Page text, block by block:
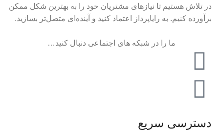
در تلاش هستیم تا نیازهای مشتریان خود را به بهترین شکل ممکن
برآورده کنیم. به رایاپرداز اعتماد کنید و آینده‌ای متصل‌تر بسازید.
ما را در شبکه های اجتماعی دنبال کنید…
دسترسی سریع